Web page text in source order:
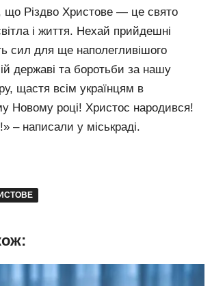
що Різдво Христове — це свято
і життя. Нехай прийдешні
сил для ще наполегливішого
державі та боротьби за нашу
щастя всім українцям в
Новому році! Христос народився!
– написали у міськраді.